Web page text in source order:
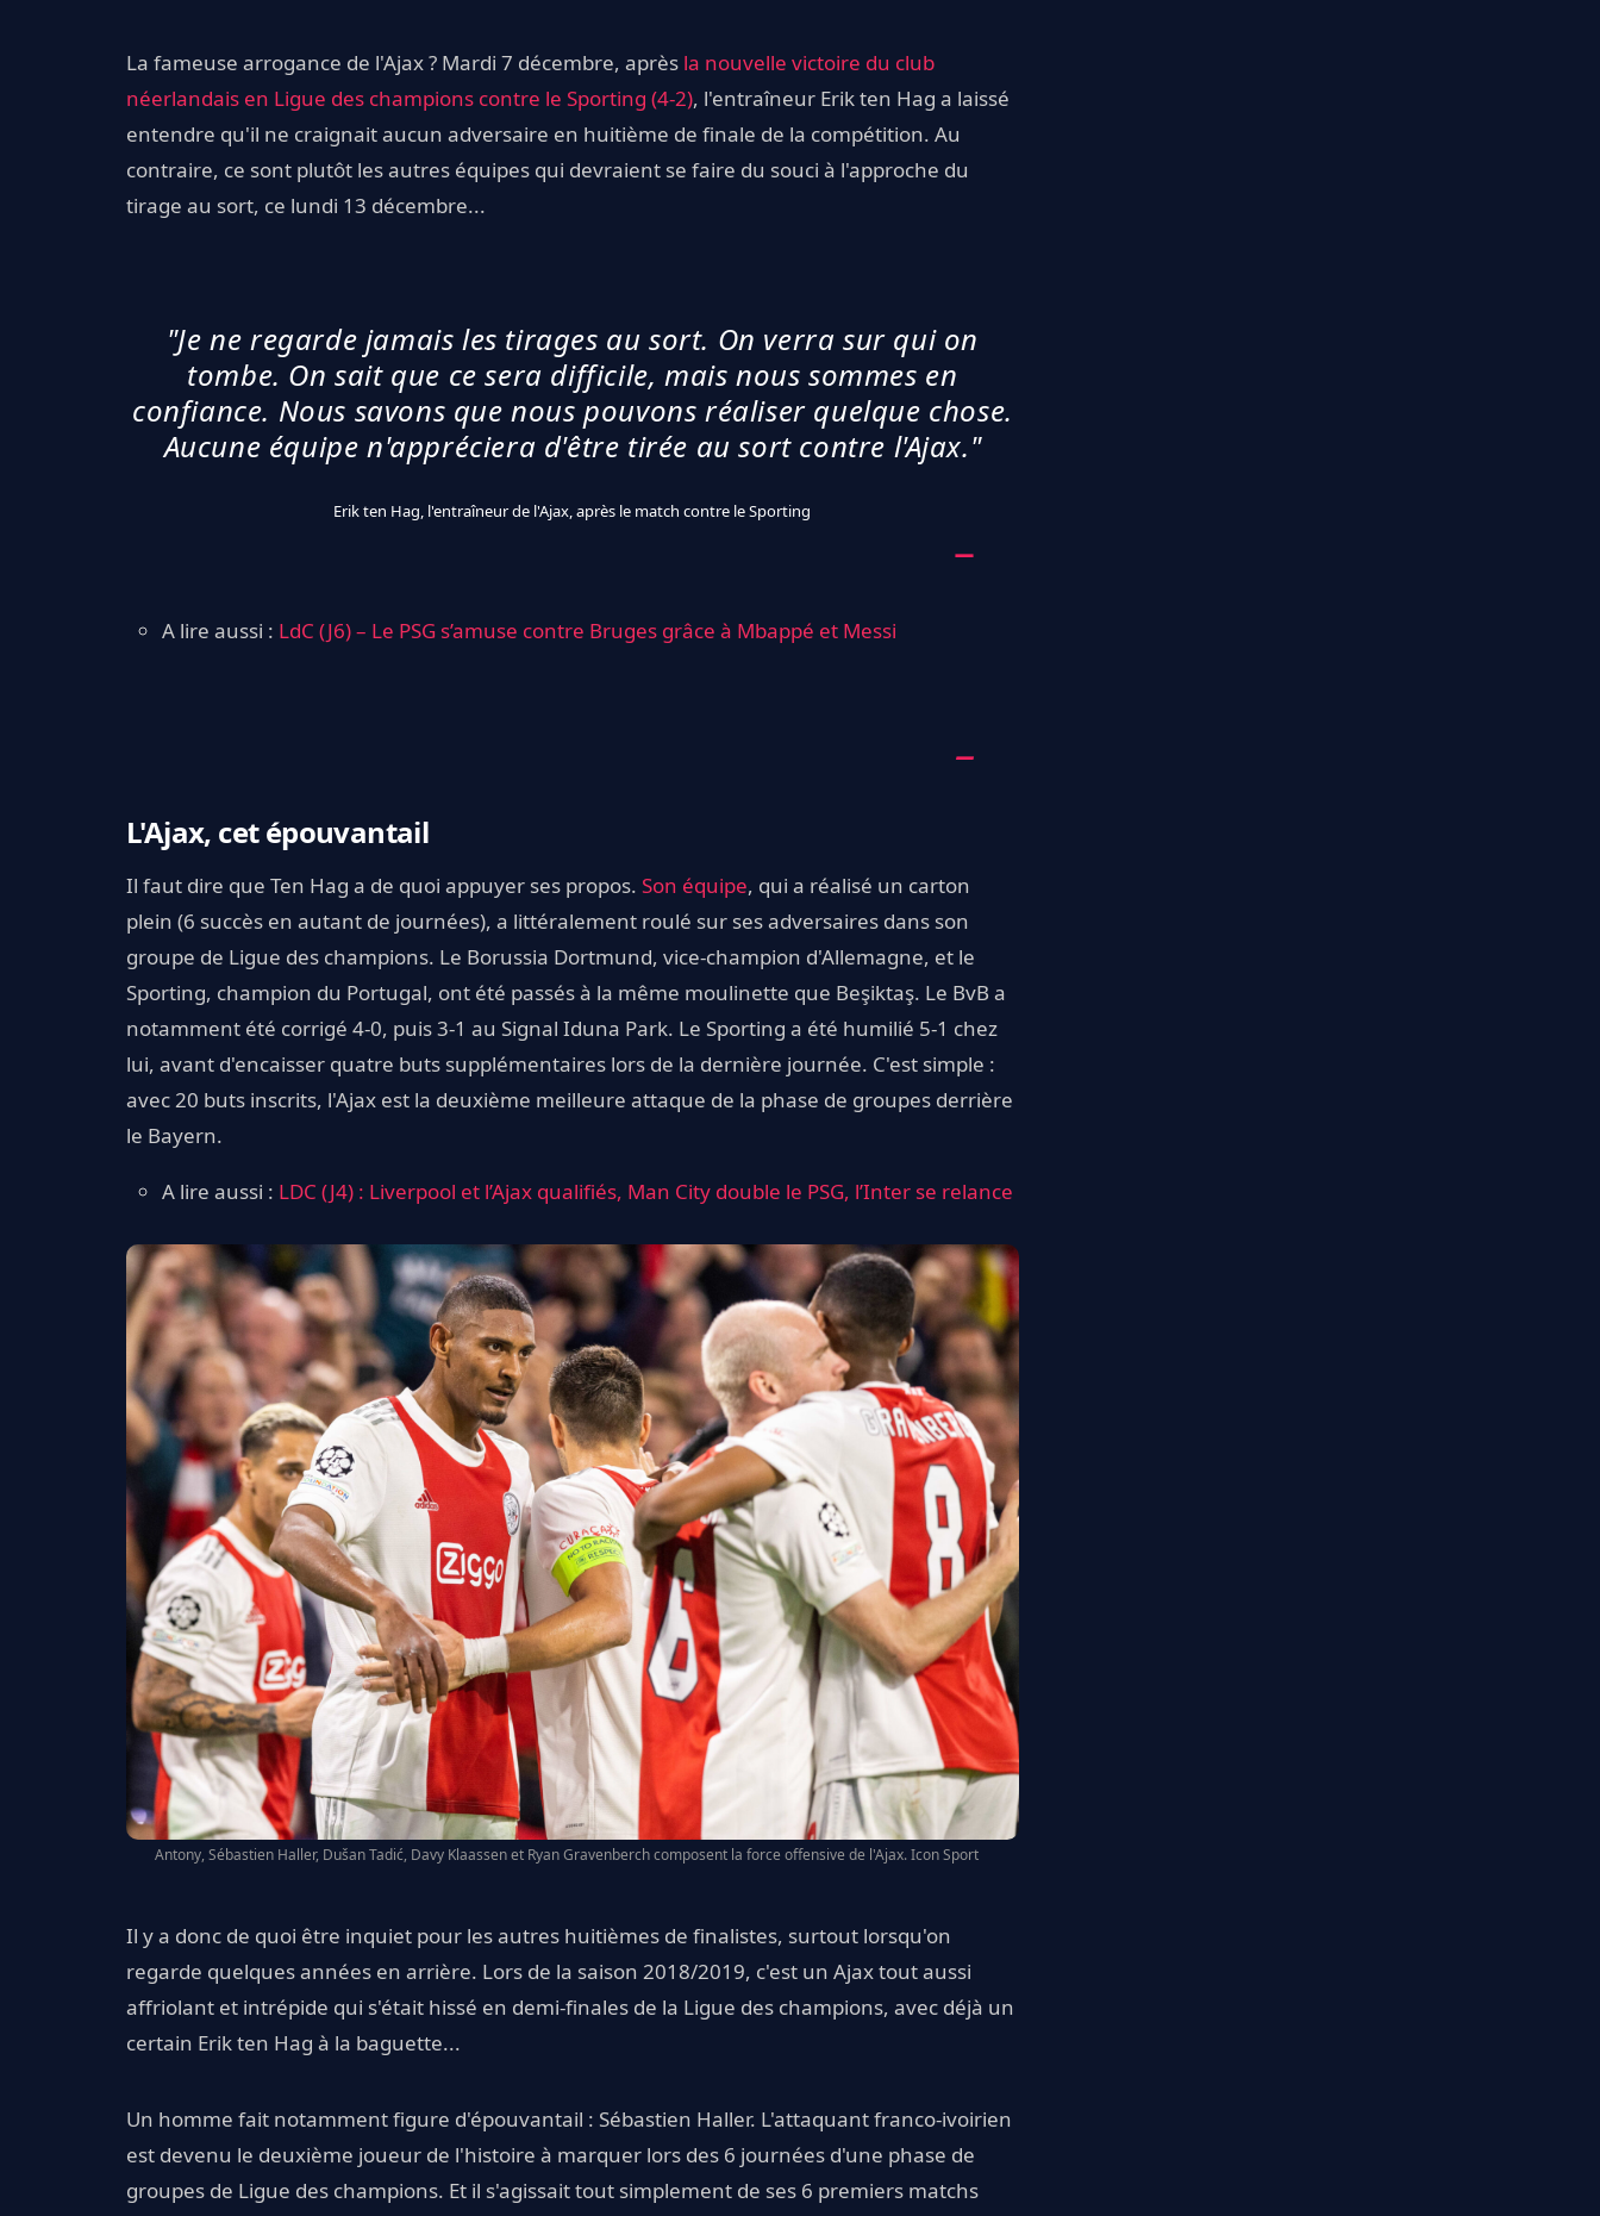
La fameuse arrogance de l'Ajax ? Mardi 7 décembre, après la nouvelle victoire du club
néerlandais en Ligue des champions contre le Sporting (4-2), l'entraîneur Erik ten Hag a laissé
entendre qu'il ne craignait aucun adversaire en huitième de finale de la compétition. Au
contraire, ce sont plutôt les autres équipes qui devraient se faire du souci à l'approche du
tirage au sort, ce lundi 13 décembre...
"Je ne regarde jamais les tirages au sort. On verra sur qui on
tombe. On sait que ce sera difficile, mais nous sommes en
confiance. Nous savons que nous pouvons réaliser quelque chose.
Aucune équipe n'appréciera d'être tirée au sort contre l'Ajax."
Erik ten Hag, l'entraîneur de l'Ajax, après le match contre le Sporting
A lire aussi : LdC (J6) – Le PSG s’amuse contre Bruges grâce à Mbappé et Messi
L'Ajax, cet épouvantail
Il faut dire que Ten Hag a de quoi appuyer ses propos. Son équipe, qui a réalisé un carton
plein (6 succès en autant de journées), a littéralement roulé sur ses adversaires dans son
groupe de Ligue des champions. Le Borussia Dortmund, vice-champion d'Allemagne, et le
Sporting, champion du Portugal, ont été passés à la même moulinette que Beşiktaş. Le BvB a
notamment été corrigé 4-0, puis 3-1 au Signal Iduna Park. Le Sporting a été humilié 5-1 chez
lui, avant d'encaisser quatre buts supplémentaires lors de la dernière journée. C'est simple :
avec 20 buts inscrits, l'Ajax est la deuxième meilleure attaque de la phase de groupes derrière
le Bayern.
A lire aussi : LDC (J4) : Liverpool et l’Ajax qualifiés, Man City double le PSG, l’Inter se relance
Antony, Sébastien Haller, Dušan Tadić, Davy Klaassen et Ryan Gravenberch composent la force offensive de l'Ajax. Icon Sport
Il y a donc de quoi être inquiet pour les autres huitièmes de finalistes, surtout lorsqu'on
regarde quelques années en arrière. Lors de la saison 2018/2019, c'est un Ajax tout aussi
affriolant et intrépide qui s'était hissé en demi-finales de la Ligue des champions, avec déjà un
certain Erik ten Hag à la baguette...
Un homme fait notamment figure d'épouvantail : Sébastien Haller. L'attaquant franco-ivoirien
est devenu le deuxième joueur de l'histoire à marquer lors des 6 journées d'une phase de
groupes de Ligue des champions. Et il s'agissait tout simplement de ses 6 premiers matchs